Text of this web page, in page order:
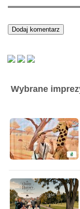
Wybrane